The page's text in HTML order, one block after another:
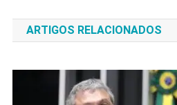
de
Post
ARTIGOS RELACIONADOS